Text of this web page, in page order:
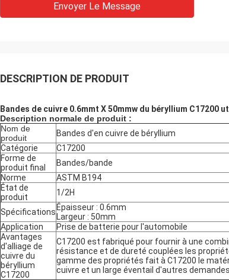
Envoyer Le Message
DESCRIPTION DE PRODUIT
Bandes de cuivre 0.6mmt X 50mmw du béryllium
Description normale de produit :
Nom de
produit
Bandes d'en cuivre de béryllium
Catégorie
C17200
Forme de
produit final
Bandes/bande
Norme
ASTM B194
État de
produit
1/2H
Spécifications Épaisseur : 0.6mm
Largeur : 50mm
Application
Prise de batterie pour l'automobile
Avantages
d'alliage de
cuivre du
béryllium
C17200
C17200 est fabriqué pour fournir à une
résistance et de dureté couplées les
gamme des propriétés fait à C17200 le
cuivre et un large éventail d'autres